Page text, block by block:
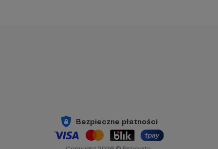
Bezpieczne płatności